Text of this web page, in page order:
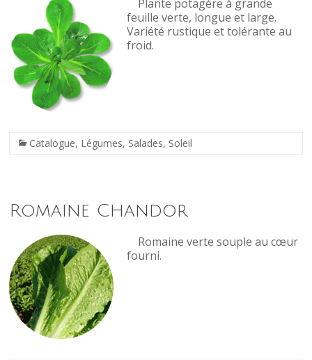
Plante potagère à grande
feuille verte, longue et large.
Variété rustique et tolérante au
froid.
Catalogue, Légumes, Salades, Soleil
Romaine Chandor
Romaine verte souple au cœur
fourni.